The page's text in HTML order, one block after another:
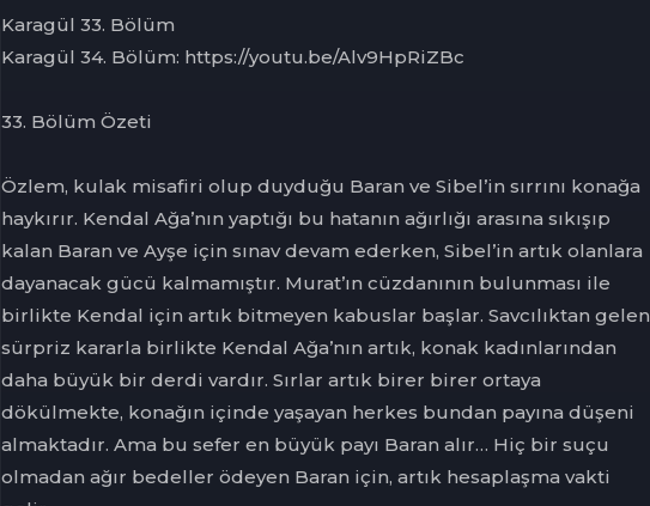
Karagül 33. Bölüm
Karagül 34. Bölüm: https://youtu.be/Alv9HpRiZBc
33. Bölüm Özeti
Özlem, kulak misafiri olup duyduğu Baran ve Sibel’in sırrını konağa
haykırır. Kendal Ağa’nın yaptığı bu hatanın ağırlığı arasına sıkışıp
kalan Baran ve Ayşe için sınav devam ederken, Sibel’in artık olanlara
dayanacak gücü kalmamıştır. Murat’ın cüzdanının bulunması ile
birlikte Kendal için artık bitmeyen kabuslar başlar. Savcılıktan gelen
sürpriz kararla birlikte Kendal Ağa’nın artık, konak kadınlarından
daha büyük bir derdi vardır. Sırlar artık birer birer ortaya
dökülmekte, konağın içinde yaşayan herkes bundan payına düşeni
almaktadır. Ama bu sefer en büyük payı Baran alır… Hiç bir suçu
olmadan ağır bedeller ödeyen Baran için, artık hesaplaşma vakti